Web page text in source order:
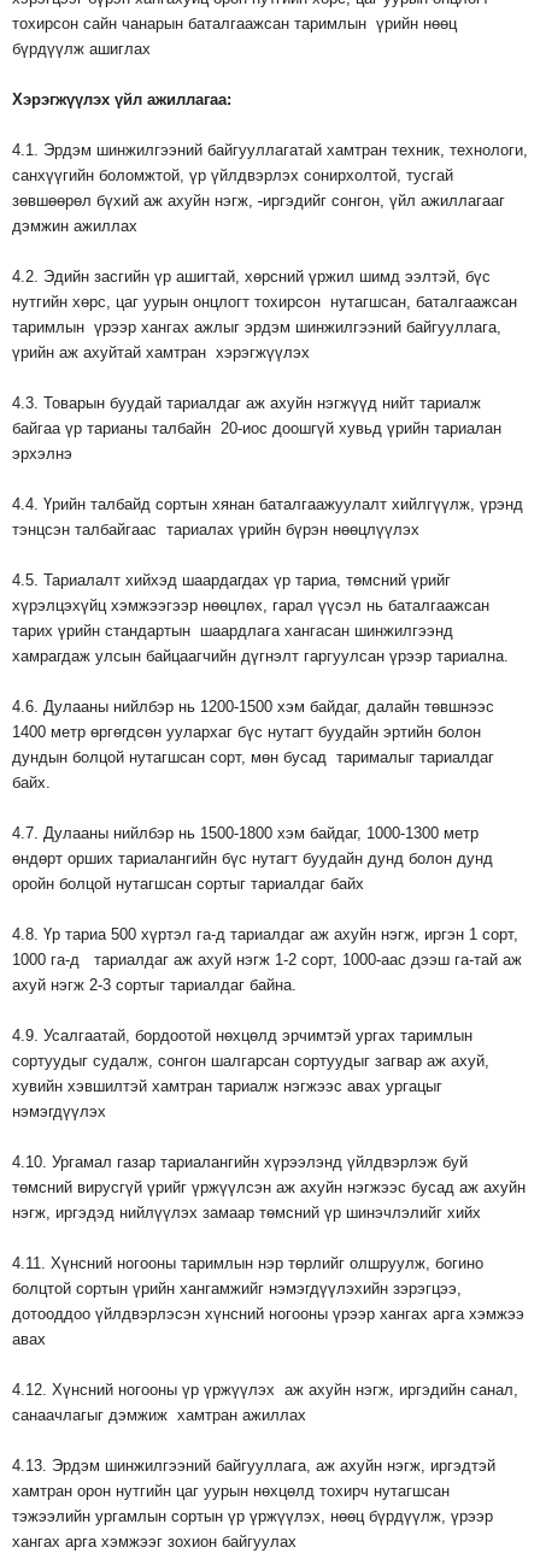
тохирсон сайн чанарын баталгаажсан таримлын үрийн нөөц
бүрдүүлж ашиглах
Хэрэгжүүлэх үйл ажиллагаа:
4.1. Эрдэм шинжилгээний байгууллагатай хамтран техник, технологи,
санхүүгийн боломжтой, үр үйлдвэрлэх сонирхолтой, тусгай
зөвшөөрөл бүхий аж ахуйн нэгж,
иргэдийг сонгон, үйл ажиллагааг
дэмжин ажиллах
4.2. Эдийн засгийн үр ашигтай, хөрсний үржил шимд ээлтэй, бүс
нутгийн хөрс, цаг уурын онцлогт тохирсон нутагшсан, баталгаажсан
таримлын үрээр хангах ажлыг эрдэм шинжилгээний байгууллага,
үрийн аж ахуйтай хамтран хэрэгжүүлэх
4.3. Товарын буудай тариалдаг аж ахуйн нэгжүүд нийт тариалж
байгаа үр тарианы талбайн 20-иос доошгүй хувьд үрийн тариалан
эрхэлнэ
4.4. Үрийн талбайд сортын хянан баталгаажуулалт хийлгүүлж, үрэнд
тэнцсэн талбайгаас тариалах үрийн бүрэн нөөцлүүлэх
4.5. Тариалалт хийхэд шаардагдах үр тариа, төмсний үрийг
хүрэлцэхүйц хэмжээгээр нөөцлөх, гарал үүсэл нь баталгаажсан
тарих үрийн стандартын шаардлага хангасан шинжилгээнд
хамрагдаж улсын байцаагчийн дүгнэлт гаргуулсан үрээр тариална.
4.6. Дулааны нийлбэр нь 1200-1500 хэм байдаг, далайн төвшнээс
1400 метр өргөгдсөн уулархаг бүс нутагт буудайн эртийн болон
дундын болцой нутагшсан сорт, мөн бусад тарималыг тариалдаг
байх.
4.7. Дулааны нийлбэр нь 1500-1800 хэм байдаг, 1000-1300 метр
өндөрт орших тариалангийн бүс нутагт буудайн дунд болон дунд
оройн болцой нутагшсан сортыг тариалдаг байх
4.8. Үр тариа 500 хүртэл га-д тариалдаг аж ахуйн нэгж, иргэн 1 сорт,
1000 га-д тариалдаг аж ахуй нэгж 1-2 сорт, 1000-аас дээш га-тай аж
ахуй нэгж 2-3 сортыг тариалдаг байна.
4.9. Усалгаатай, бордоотой нөхцөлд эрчимтэй ургах таримлын
сортуудыг судалж, сонгон шалгарсан сортуудыг загвар аж ахуй,
хувийн хэвшилтэй хамтран тариалж нэгжээс авах ургацыг
нэмэгдүүлэх
4.10. Ургамал газар тариалангийн хүрээлэнд үйлдвэрлэж буй
төмсний вирусгүй үрийг үржүүлсэн аж ахуйн нэгжээс бусад аж ахуйн
нэгж, иргэдэд нийлүүлэх замаар төмсний үр шинэчлэлийг хийх
4.11. Хүнсний ногооны таримлын нэр төрлийг олшруулж, богино
болцтой сортын үрийн хангамжийг нэмэгдүүлэхийн зэрэгцээ,
дотооддоо үйлдвэрлэсэн хүнсний ногооны үрээр хангах арга хэмжээ
авах
4.12. Хүнсний ногооны үр үржүүлэх аж ахуйн нэгж, иргэдийн санал,
санаачлагыг дэмжиж хамтран ажиллах
4.13. Эрдэм шинжилгээний байгууллага, аж ахуйн нэгж, иргэдтэй
хамтран орон нутгийн цаг уурын нөхцөлд тохирч нутагшсан
тэжээлийн ургамлын сортын үр үржүүлэх, нөөц бүрдүүлж, үрээр
хангах арга хэмжээг зохион байгуулах